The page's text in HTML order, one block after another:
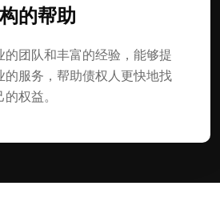
的帮助
的团队和丰富的经验，能够提
的服务，帮助债权人更快地找
权益。